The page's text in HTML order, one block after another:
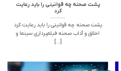
پشت صحنه چه قوانینی را باید رعایت
کرد
پشت صحنه چه قوانینی را باید رعایت کرد
اخلاق و آداب صحنه فیلم‌برداری سینما و
[...]